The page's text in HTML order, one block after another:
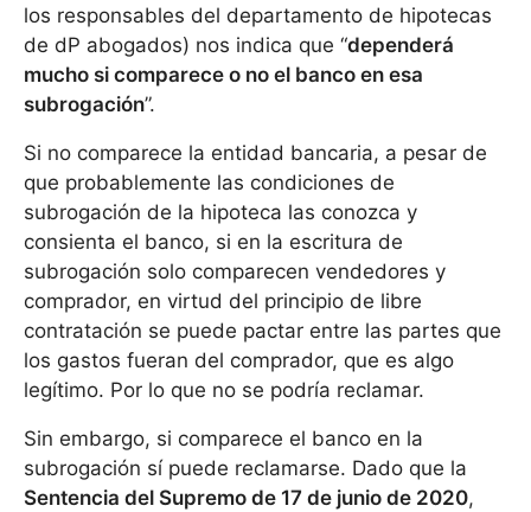
los responsables del departamento de hipotecas
de dP abogados) nos indica que “dependerá
mucho si comparece o no el banco en esa
subrogación”.
Si no comparece la entidad bancaria, a pesar de
que probablemente las condiciones de
subrogación de la hipoteca las conozca y
consienta el banco, si en la escritura de
subrogación solo comparecen vendedores y
comprador, en virtud del principio de libre
contratación se puede pactar entre las partes que
los gastos fueran del comprador, que es algo
legítimo. Por lo que no se podría reclamar.
Sin embargo, si comparece el banco en la
subrogación sí puede reclamarse. Dado que la
Sentencia del Supremo de 17 de junio de 2020,